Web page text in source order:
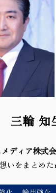
三輪 知
メディア株式
いをまとめ